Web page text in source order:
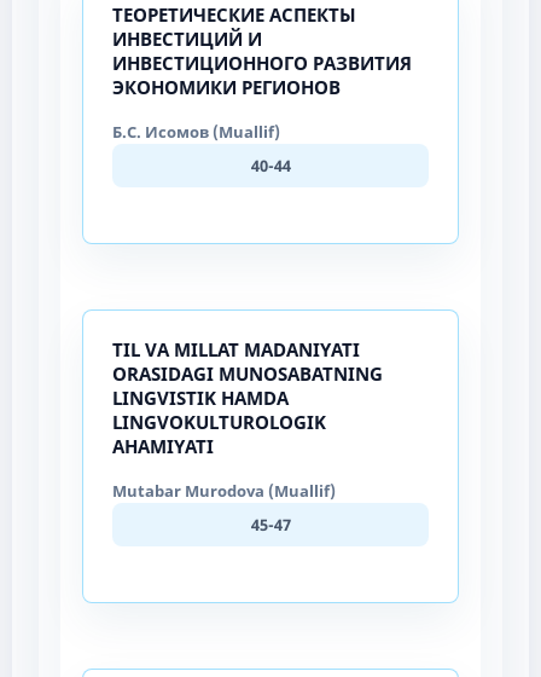
ТЕОРЕТИЧЕСКИЕ АСПЕКТЫ
ИНВЕСТИЦИЙ И
ИНВЕСТИЦИОННОГО РАЗВИТИЯ
ЭКОНОМИКИ РЕГИОНОВ
Б.С. Исомов (Muallif)
40-44
TIL VA MILLAT MADANIYATI
ORASIDAGI MUNOSABATNING
LINGVISTIK HAMDA
LINGVOKULTUROLOGIK
AHAMIYATI
Mutabar Murodova (Muallif)
45-47